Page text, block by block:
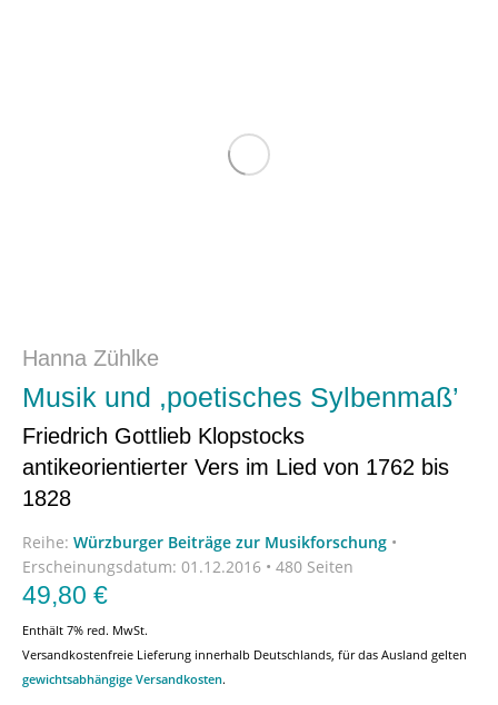
Hanna Zühlke
Musik und ,poetisches Sylbenmaß’
Friedrich Gottlieb Klopstocks
antikeorientierter Vers im Lied von 1762 bis
1828
Reihe: Würzburger Beiträge zur Musikforschung •
Erscheinungsdatum: 01.12.2016 • 480 Seiten
49,80 €
Enthält 7% red. MwSt.
Versandkostenfreie Lieferung innerhalb Deutschlands, für das Ausland gelten
gewichtsabhängige Versandkosten.